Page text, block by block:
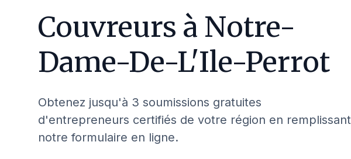
Couvreurs à Notre-
Dame-De-L'Ile-Perrot
Obtenez jusqu'à 3 soumissions gratuites
d'entrepreneurs certifiés de votre région en remplissant
notre formulaire en ligne.